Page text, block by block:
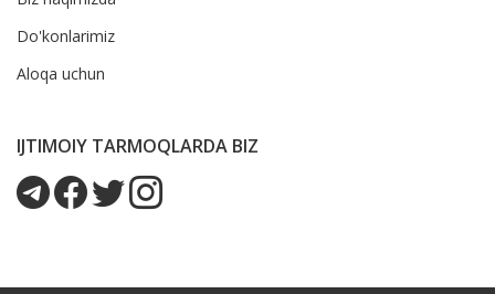
Do'konlarimiz
Aloqa uchun
IJTIMOIY TARMOQLARDA BIZ